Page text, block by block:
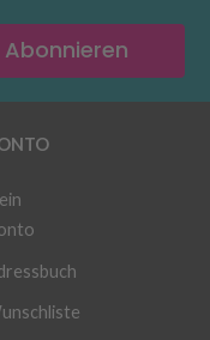
Abonnieren